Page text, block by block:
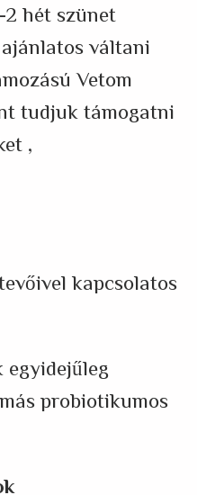
2 hét szünet
váltani
Vetom
tudjuk támogatni
,
kapcsolatos
egyidejűleg
probiotikumos